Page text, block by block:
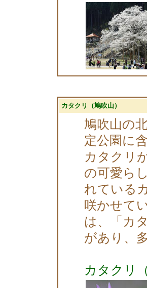
カタクリ（鳩吹山）
鳩吹山の
定公園に
カタクリ
の可愛ら
れている
咲かせて
は、「カ
があり、
カタクリ